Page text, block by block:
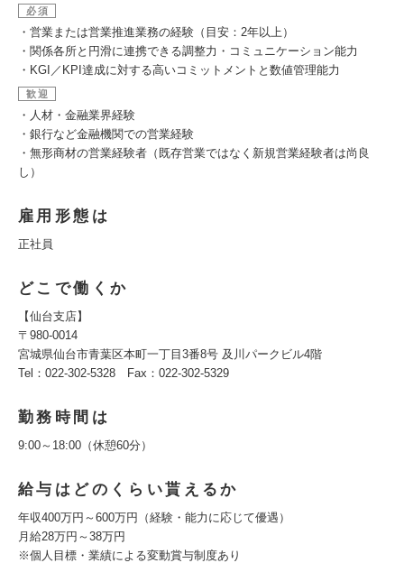
必須
・営業または営業推進業務の経験（目安：2年以上）
・関係各所と円滑に連携できる調整力・コミュニケーション能力
・KGI／KPI達成に対する高いコミットメントと数値管理能力
歓迎
・人材・金融業界経験
・銀行など金融機関での営業経験
・無形商材の営業経験者（既存営業ではなく新規営業経験者は尚良
し）
雇用形態は
正社員
どこで働くか
【仙台支店】
〒980-0014
宮城県仙台市青葉区本町一丁目3番8号 及川パークビル4階
Tel：022-302-5328 Fax：022-302-5329
勤務時間は
9:00～18:00（休憩60分）
給与はどのくらい貰えるか
年収400万円～600万円（経験・能力に応じて優遇）
月給28万円～38万円
※個人目標・業績による変動賞与制度あり